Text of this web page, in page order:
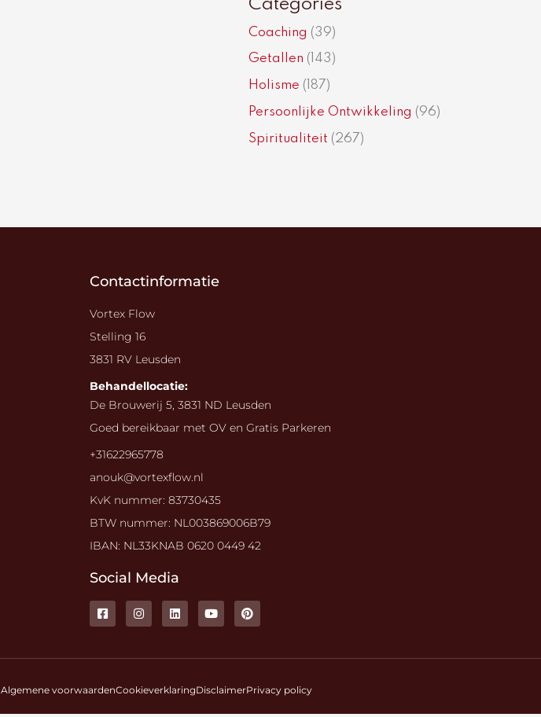
Categories
Coaching (39)
Getallen (143)
Holisme (187)
Persoonlijke Ontwikkeling (96)
Spiritualiteit (267)
Contactinformatie
Vortex Flow
Stelling 16
3831 RV Leusden
Behandellocatie:
De Brouwerij 5, 3831 ND Leusden
Goed bereikbaar met OV en Gratis Parkeren
+31622965778
anouk@vortexflow.nl
KvK nummer: 83730435
BTW nummer: NL003869006B79
IBAN: NL33KNAB 0620 0449 42
Social Media
F
a
c
k
s
I
n
s
a
L
i
n
n
Y
o
u
P
i
n
s
Algemene voorwaardenCookieverklaringDisclaimerPrivacy policy